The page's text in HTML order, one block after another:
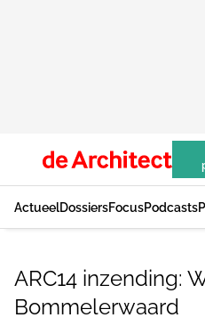
ActueelDossiersFocusPodcasts
ARC14 inzending:
Bommelerwaard